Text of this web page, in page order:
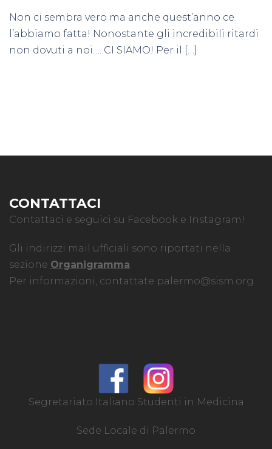
Non ci sembra vero ma anche quest’anno ce
l’abbiamo fatta! Nonostante gli incredibili ritardi
non dovuti a noi…. CI SIAMO! Per il […]
CONTATTACI
Contattaci e seguici su Facebook e Instagram!
Gli indirizzi mail ufficiali sono riportati nella
sezione Organigramma.
Per informazioni, contattate palermo@sism.org.
Segretariato Italiano Studenti in Medicina
Sede Locale di Palermo